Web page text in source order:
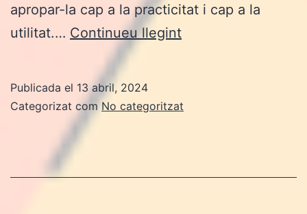
apropar-la cap a la practicitat i cap a la
utilitat.… Continueu llegintFASE
Publicada el 13 abril, 2024
Categorizat com No categoritzat